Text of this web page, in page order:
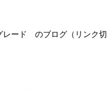
ード のブログ（リンク切